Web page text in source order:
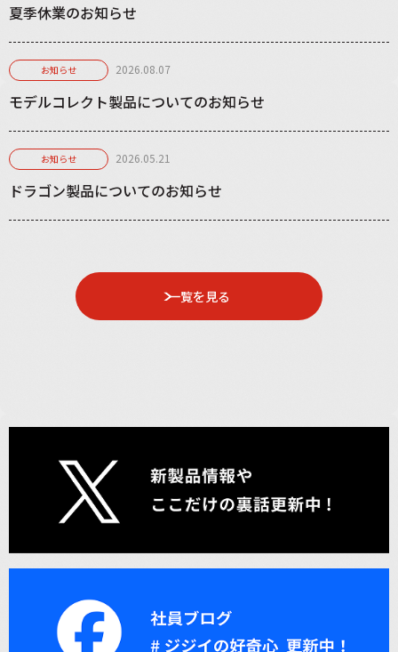
夏季休業のお知らせ
お知らせ 2026.08.07
モデルコレクト製品についてのお知らせ
お知らせ 2026.05.21
ドラゴン製品についてのお知らせ
一覧を見る